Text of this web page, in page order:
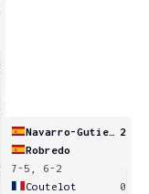
2
Robredo
7-5, 6-2
Coutelot
0